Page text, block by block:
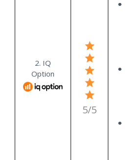
2. IQ
Option
5/5